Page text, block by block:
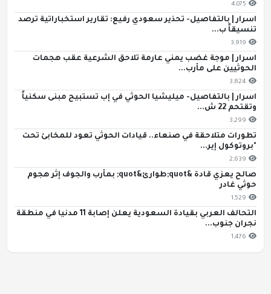
4,075
اسرار | بالتفاصيل- تحذير سعودي رفيع: تقارير استخباراتية ترصد
تنسيقاً ب...
3,919
اسرار | موجة غضب يمني عارمة تلاحق الشرعية عقب هجمات
الحوثيين على مأرب...
3,824
اسرار | بالتفاصيل- ميليشيا الحوثي في إب تستبيح مبنى سكنياً
وتقتحم 22 ش...
3,299
تطورات متلاحقة في صنعاء.. قيادات الحوثي تعود للمخابئ تحت
"بروتوكول إير...
2,639
صالح يعزي قادة &quot;طوارئ&quot; بمأرب والجوف إثر هجوم
حوثي غادر
1,529
التحالف العربي بقيادة السعودية يعلن إصابة 11 مدنيا في منطقة
نجران جنوب...
1,476